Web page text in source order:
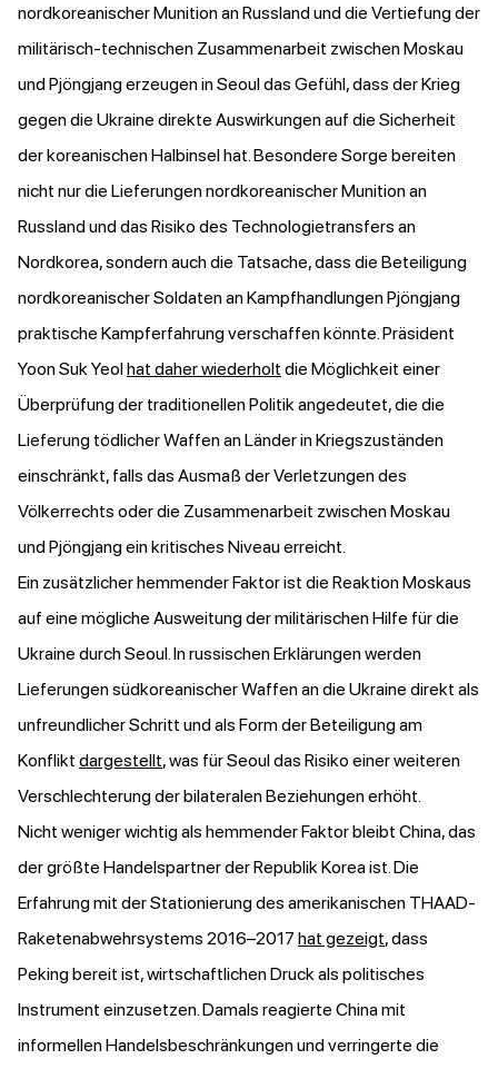
nordkoreanischer Munition an Russland und die Vertiefung der
militärisch-technischen Zusammenarbeit zwischen Moskau
und Pjöngjang erzeugen in Seoul das Gefühl, dass der Krieg
gegen die Ukraine direkte Auswirkungen auf die Sicherheit
der koreanischen Halbinsel hat. Besondere Sorge bereiten
nicht nur die Lieferungen nordkoreanischer Munition an
Russland und das Risiko des Technologietransfers an
Nordkorea, sondern auch die Tatsache, dass die Beteiligung
nordkoreanischer Soldaten an Kampfhandlungen Pjöngjang
praktische Kampferfahrung verschaffen könnte. Präsident
Yoon Suk Yeolhat daher wiederholt die Möglichkeit einer
Überprüfung der traditionellen Politik angedeutet, die die
Lieferung tödlicher Waffen an Länder in Kriegszuständen
einschränkt, falls das Ausmaß der Verletzungen des
Völkerrechts oder die Zusammenarbeit zwischen Moskau
und Pjöngjang ein kritisches Niveau erreicht.
Ein zusätzlicher hemmender Faktor ist die Reaktion Moskaus
auf eine mögliche Ausweitung der militärischen Hilfe für die
Ukraine durch Seoul. In russischen Erklärungen werden
Lieferungen südkoreanischer Waffen an die Ukraine direkt als
unfreundlicher Schritt und als Form der Beteiligung am
Konflikt dargestellt, was für Seoul das Risiko einer weiteren
Verschlechterung der bilateralen Beziehungen erhöht.
Nicht weniger wichtig als hemmender Faktor bleibt China, das
der größte Handelspartner der Republik Korea ist. Die
Erfahrung mit der Stationierung des amerikanischen THAAD-
Raketenabwehrsystems 2016–2017 hat gezeigt, dass
Peking bereit ist, wirtschaftlichen Druck als politisches
Instrument einzusetzen. Damals reagierte China mit
informellen Handelsbeschränkungen und verringerte die